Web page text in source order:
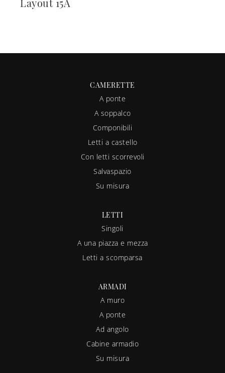
Layout 15A
CAMERETTE
A ponte
A soppalco
Componibili
Letti a castello
Con letti scorrevoli
Salvaspazio
Su misura
LETTI
Singoli
A una piazza e mezza
Letti a scomparsa
ARMADI
A muro
A ponte
Ad angolo
Cabine armadio
Su misura